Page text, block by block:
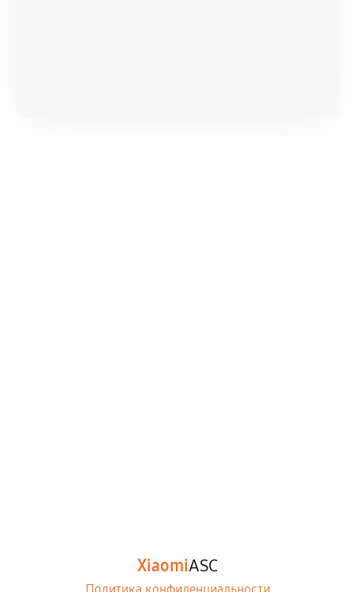
XiaomiASC